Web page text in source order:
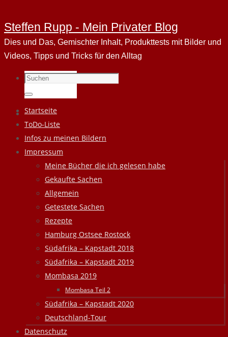
Steffen Rupp - Mein Privater Blog
Dies und Das, Gemischter Inhalt, Produkttests mit Bilder und
Videos, Tipps und Tricks für den Alltag
Suchen
nach:
Suchen
Zum
Inhalt
springen
Startseite
ToDo-Liste
Infos zu meinen Bildern
Impressum
Meine Bücher die ich gelesen habe
Gekaufte Sachen
Allgemein
Getestete Sachen
Rezepte
Hamburg Ostsee Rostock
Südafrika – Kapstadt 2018
Südafrika – Kapstadt 2019
Mombasa 2019
Mombasa Teil 2
Südafrika – Kapstadt 2020
Deutschland-Tour
Datenschutz